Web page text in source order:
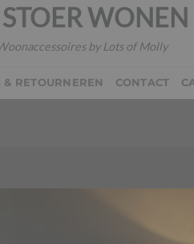
WONEN
by Lots of Molly
RETOURNEREN CONTACT